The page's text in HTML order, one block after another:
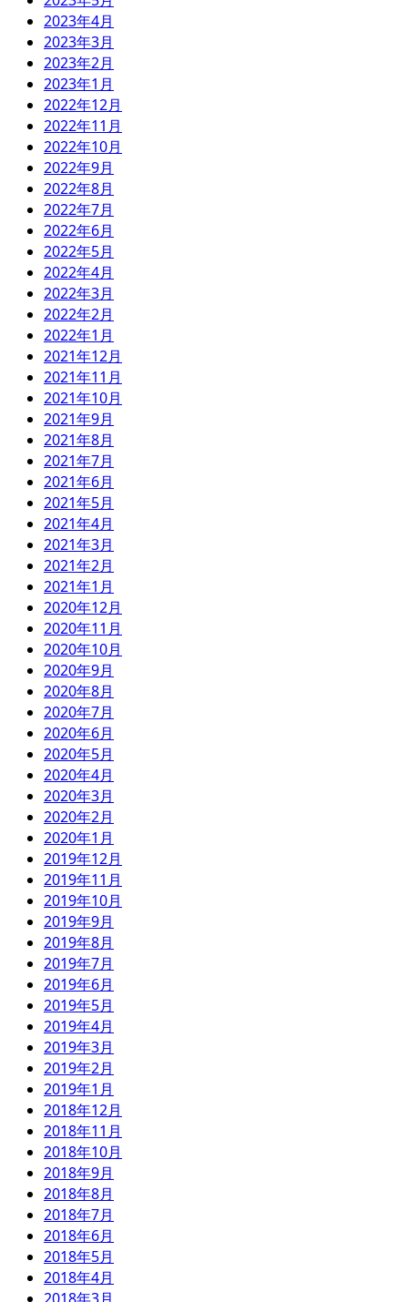
2023年4月
2023年3月
2023年2月
2023年1月
2022年12月
2022年11月
2022年10月
2022年9月
2022年8月
2022年7月
2022年6月
2022年5月
2022年4月
2022年3月
2022年2月
2022年1月
2021年12月
2021年11月
2021年10月
2021年9月
2021年8月
2021年7月
2021年6月
2021年5月
2021年4月
2021年3月
2021年2月
2021年1月
2020年12月
2020年11月
2020年10月
2020年9月
2020年8月
2020年7月
2020年6月
2020年5月
2020年4月
2020年3月
2020年2月
2020年1月
2019年12月
2019年11月
2019年10月
2019年9月
2019年8月
2019年7月
2019年6月
2019年5月
2019年4月
2019年3月
2019年2月
2019年1月
2018年12月
2018年11月
2018年10月
2018年9月
2018年8月
2018年7月
2018年6月
2018年5月
2018年4月